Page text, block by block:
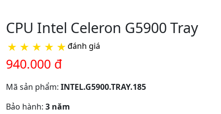
CPU Intel Celeron G5900 Tray
★ ★ ★ ★ ★đánh giá
940.000 đ
Mã sản phẩm: INTEL.G5900.TRAY.185
Bảo hành: 3 năm